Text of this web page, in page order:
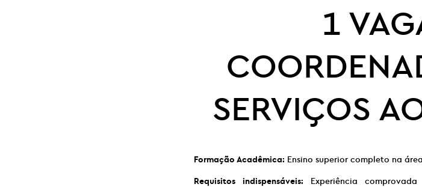
1
SERVIÇOS
Formação Acadêmica: Ensino superior completo na
Requisitos indispensáveis: Experiência